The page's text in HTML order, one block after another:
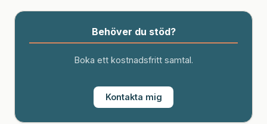
Behöver du stöd?
Boka ett kostnadsfritt samtal.
Kontakta mig